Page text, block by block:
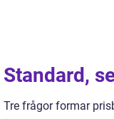
Standard,
Tre frågor formar